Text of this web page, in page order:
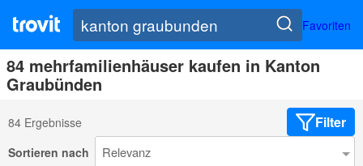
Favoriten
84 mehrfamilienhäuser kaufen in Kanton
Graubünden
84 Ergebnisse Filter
Sortieren nach